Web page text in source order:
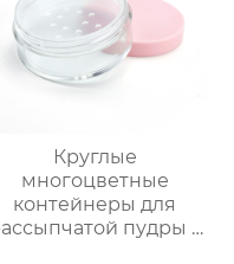
Круглые
многоцветные
контейнеры для
пудры с